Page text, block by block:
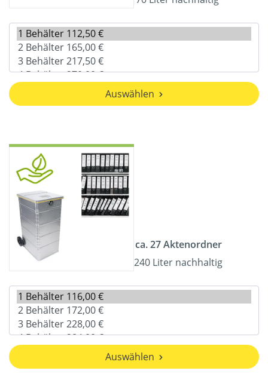
Auswählen
ca. 27 Aktenordner
240 Liter nachhaltig
Auswählen